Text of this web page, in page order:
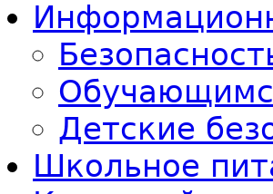
Детские
Школьное